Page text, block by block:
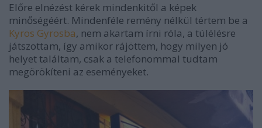
Előre elnézést kérek mindenkitől a képek
minőségéért. Mindenféle remény nélkül tértem be a
Kyros Gyrosba, nem akartam írni róla, a túlélésre
játszottam, így amikor rájöttem, hogy milyen jó
helyet találtam, csak a telefonommal tudtam
megörökíteni az eseményeket.